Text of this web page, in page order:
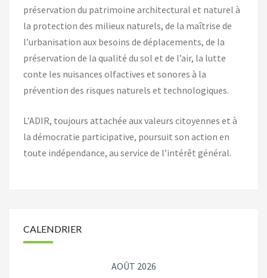
préservation du patrimoine architectural et naturel à
la protection des milieux naturels, de la maîtrise de
l’urbanisation aux besoins de déplacements, de la
préservation de la qualité du sol et de l’air, la lutte
conte les nuisances olfactives et sonores à la
prévention des risques naturels et technologiques.
L’ADIR, toujours attachée aux valeurs citoyennes et à
la démocratie participative, poursuit son action en
toute indépendance, au service de l’intérêt général.
CALENDRIER
AOÛT 2026